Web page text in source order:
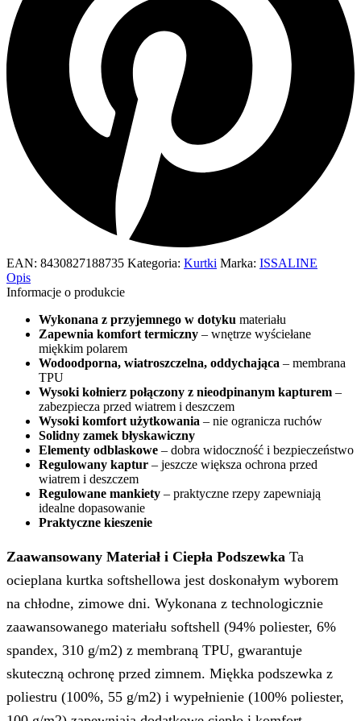
EAN: 8430827188735 Kategoria: Kurtki Marka: ISSALINE
Opis
Informacje o produkcie
Wykonana z przyjemnego w dotyku materiału
Zapewnia komfort termiczny – wnętrze wyściełane
miękkim polarem
Wodoodporna, wiatroszczelna, oddychająca – membrana
TPU
Wysoki kołnierz połączony z nieodpinanym kapturem –
zabezpiecza przed wiatrem i deszczem
Wysoki komfort użytkowania – nie ogranicza ruchów
Solidny zamek błyskawiczny
Elementy odblaskowe – dobra widoczność i bezpieczeństwo
Regulowany kaptur – jeszcze większa ochrona przed
wiatrem i deszczem
Regulowane mankiety – praktyczne rzepy zapewniają
idealne dopasowanie
Praktyczne kieszenie
Zaawansowany Materiał i Ciepła Podszewka Ta
ocieplana kurtka softshellowa jest doskonałym wyborem
na chłodne, zimowe dni. Wykonana z technologicznie
zaawansowanego materiału softshell (94% poliester, 6%
spandex, 310 g/m2) z membraną TPU, gwarantuje
skuteczną ochronę przed zimnem. Miękka podszewka z
poliestru (100%, 55 g/m2) i wypełnienie (100% poliester,